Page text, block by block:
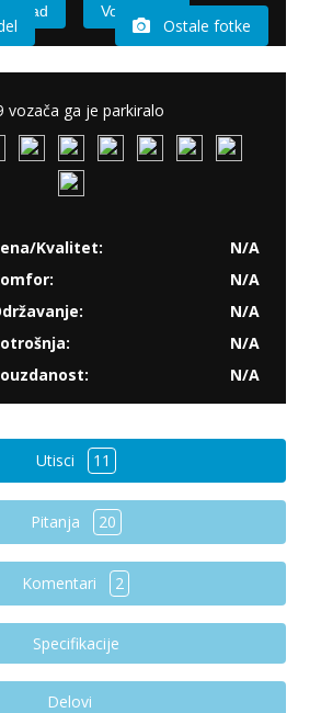
sad Vozio sam
Ostale fotke
vozača ga je parkiralo
Kvalitet:
N/A
N/A
N/A
N/A
N/A
Utisci 11
Pitanja 20
Komentari 2
Specifikacije
Delovi